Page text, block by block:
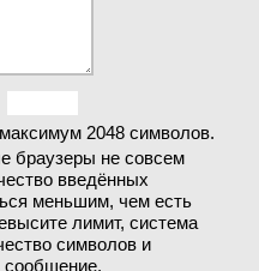
2048 символов.
браузеры не совсем
введённых
меньшим, чем есть
лимит, система
символов и
сообщение.